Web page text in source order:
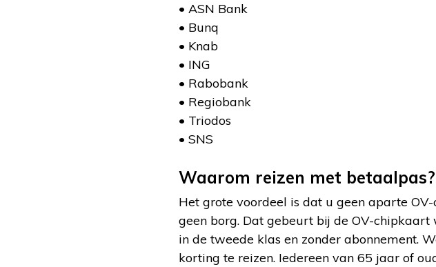
• ASN Bank
• Bunq
• Knab
• ING
• Rabobank
• Regiobank
• Triodos
• SNS
Waarom reizen met betaalpas?
Het grote voordeel is dat u geen aparte
geen borg. Dat gebeurt bij de OV-chipkaart
in de tweede klas en zonder abonnement.
korting te reizen. Iedereen van 65 jaar of